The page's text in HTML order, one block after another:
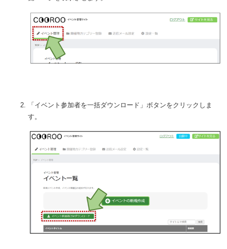
「イベント参加者を一括ダウンロード」ボタンをクリックしま
す。